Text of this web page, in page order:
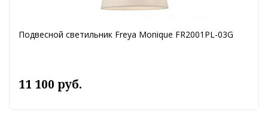
Подвесной светильник Freya Monique FR2001PL-03G
11 100 руб.